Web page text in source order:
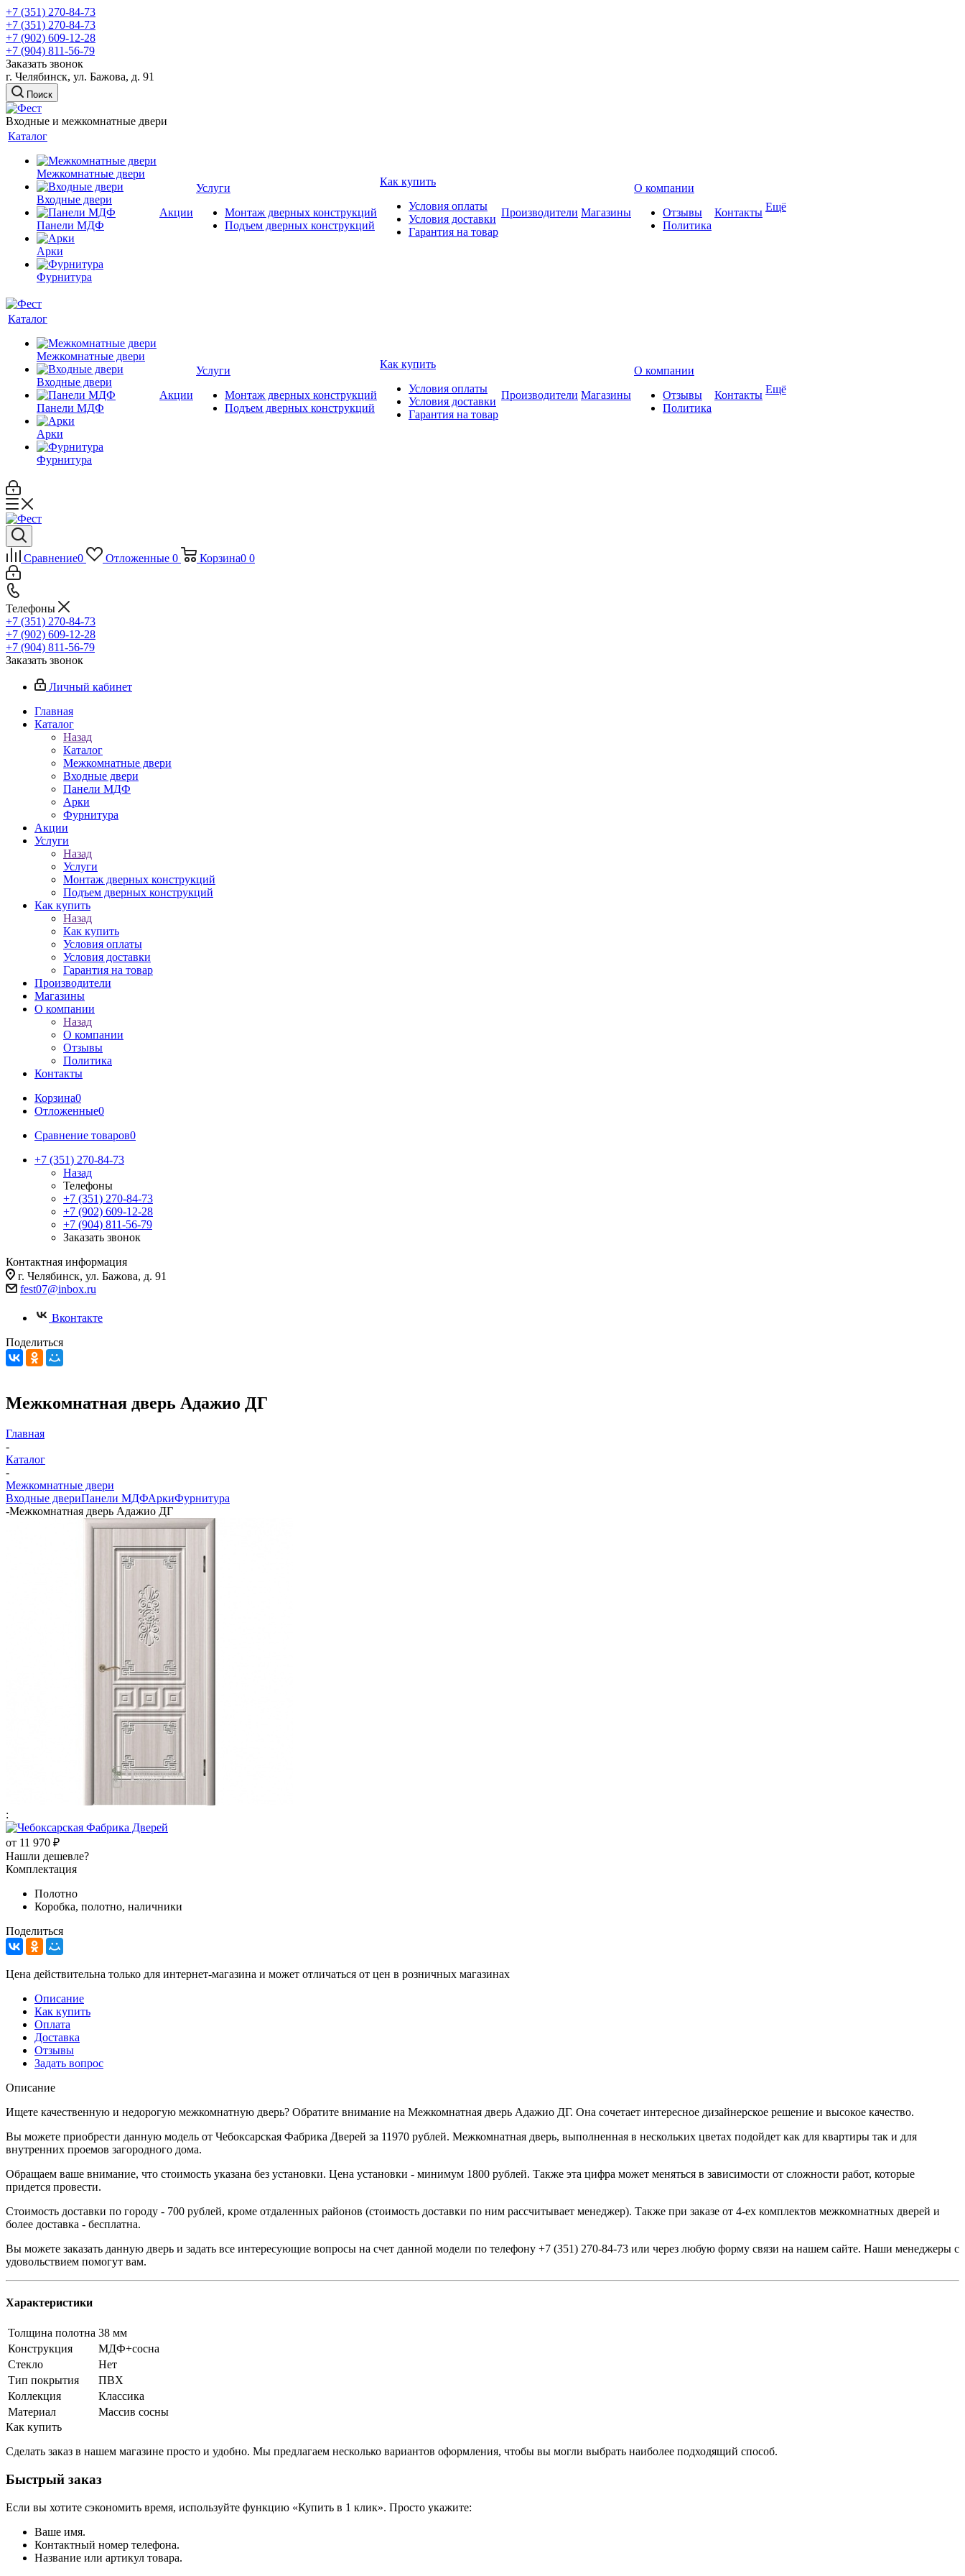
+7 (351) 270-84-73
+7 (351) 270-84-73
+7 (902) 609-12-28
+7 (904) 811-56-79
Заказать звонок
г. Челябинск, ул. Бажова, д. 91
Поиск
Входные и межкомнатные двери
Каталог
Межкомнатные двери
Входные двери
Панели МДФ
Арки
Фурнитура
Акции
Услуги
Монтаж дверных конструкций
Подъем дверных конструкций
Как купить
Условия оплаты
Условия доставки
Гарантия на товар
Производители Магазины
О компании
Отзывы
Политика
Контакты Ещё
Каталог
Межкомнатные двери
Входные двери
Панели МДФ
Арки
Фурнитура
Акции
Услуги
Монтаж дверных конструкций
Подъем дверных конструкций
Как купить
Условия оплаты
Условия доставки
Гарантия на товар
Производители Магазины
О компании
Отзывы
Политика
Контакты Ещё
Сравнение0 Отложенные 0 Корзина0 0
Телефоны
+7 (351) 270-84-73
+7 (902) 609-12-28
+7 (904) 811-56-79
Заказать звонок
Личный кабинет
Главная
Каталог
Назад
Каталог
Межкомнатные двери
Входные двери
Панели МДФ
Арки
Фурнитура
Акции
Услуги
Назад
Услуги
Монтаж дверных конструкций
Подъем дверных конструкций
Как купить
Назад
Как купить
Условия оплаты
Условия доставки
Гарантия на товар
Производители
Магазины
О компании
Назад
О компании
Отзывы
Политика
Контакты
Корзина0
Отложенные0
Сравнение товаров0
+7 (351) 270-84-73
Назад
Телефоны
+7 (351) 270-84-73
+7 (902) 609-12-28
+7 (904) 811-56-79
Заказать звонок
Контактная информация
г. Челябинск, ул. Бажова, д. 91
fest07@inbox.ru
Вконтакте
Поделиться
Межкомнатная дверь Адажио ДГ
Главная
-
Каталог
-
Межкомнатные двери
Входные двериПанели МДФАркиФурнитура
-Межкомнатная дверь Адажио ДГ
:
от 11 970 ₽
Нашли дешевле?
Комплектация
Полотно
Коробка, полотно, наличники
Поделиться
Цена действительна только для интернет-магазина и может отличаться от цен в розничных магазинах
Описание
Как купить
Оплата
Доставка
Отзывы
Задать вопрос
Описание
Ищете качественную и недорогую межкомнатную дверь? Обратите внимание на Межкомнатная дверь Адажио ДГ. Она сочетает интересное дизайнерское решение и высокое качество.
Вы можете приобрести данную модель от Чебоксарская Фабрика Дверей за 11970 рублей. Межкомнатная дверь, выполненная в нескольких цветах подойдет как для квартиры так и для
внутренних проемов загородного дома.
Обращаем ваше внимание, что стоимость указана без установки. Цена установки - минимум 1800 рублей. Также эта цифра может меняться в зависимости от сложности работ, которые
придется провести.
Стоимость доставки по городу - 700 рублей, кроме отдаленных районов (стоимость доставки по ним рассчитывает менеджер). Также при заказе от 4-ех комплектов межкомнатных дверей и
более доставка - бесплатна.
Вы можете заказать данную дверь и задать все интересующие вопросы на счет данной модели по телефону +7 (351) 270-84-73 или через любую форму связи на нашем сайте. Наши менеджеры с
удовольствием помогут вам.
Характеристики
Толщина полотна 38 мм
Конструкция
МДФ+сосна
Стекло
Нет
Тип покрытия
ПВХ
Коллекция
Классика
Материал
Массив сосны
Как купить
Сделать заказ в нашем магазине просто и удобно. Мы предлагаем несколько вариантов оформления, чтобы вы могли выбрать наиболее подходящий способ.
Быстрый заказ
Если вы хотите сэкономить время, используйте функцию «Купить в 1 клик». Просто укажите:
Ваше имя.
Контактный номер телефона.
Название или артикул товара.